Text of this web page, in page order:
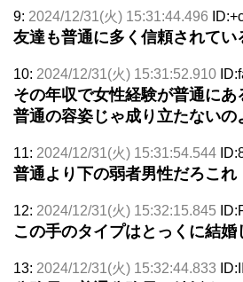
9: 2024/12/31(火) 15:31:44.496
友達も普通に多く信頼されてい
10: 2024/12/31(火) 15:31:52.910
その年収で女性経験が普通にあ
普通の容姿じゃ成り立たないの
11: 2024/12/31(火) 15:31:54.544
普通より下の弱者男性だろこれ
12: 2024/12/31(火) 15:32:15.845
この手のタイプはとっくに結婚
13: 2024/12/31(火) 15:32:44.833